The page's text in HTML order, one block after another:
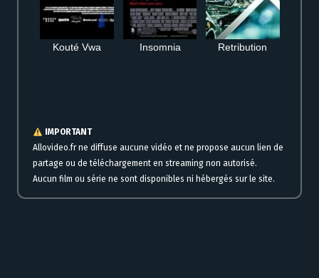
Kouté Vwa Insomnia Retribution
IMPORTANT
Allovideo.fr ne diffuse aucune vidéo et ne propose aucun lien de
partage ou de téléchargement en streaming non autorisé.
Aucun film ou série ne sont disponibles ni hébergés sur le site.